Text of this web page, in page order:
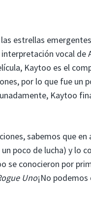
estrellas
vocal de
Kaytoo es el
por lo que fue un
Kaytoo
sabemos que
poco de lucha) y lo
se conocieron por
Uno¡No podemos